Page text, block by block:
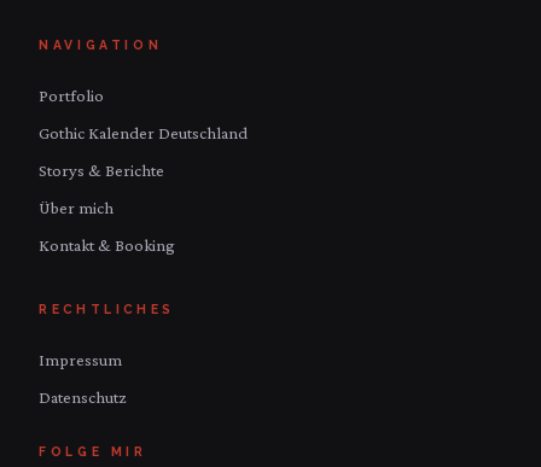
NAVIGATION
Portfolio
Gothic Kalender Deutschland
Storys & Berichte
Über mich
Kontakt & Booking
RECHTLICHES
Impressum
Datenschutz
FOLGE MIR